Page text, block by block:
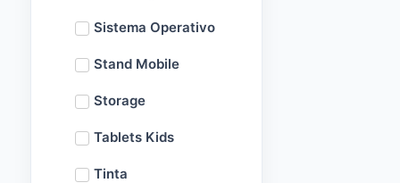
Sistema Operativo
Stand Mobile
Storage
Tablets Kids
Tinta